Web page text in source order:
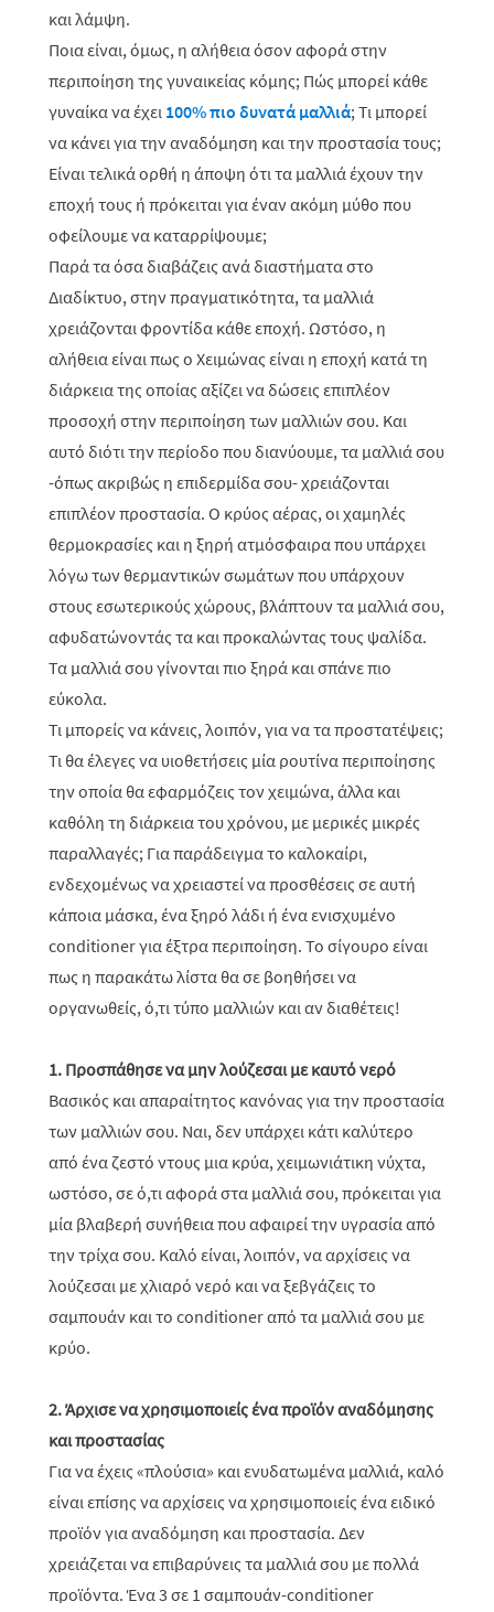
και λάμψη.
Ποια είναι, όμως, η αλήθεια όσον αφορά στην
περιποίηση της γυναικείας κόμης; Πώς μπορεί κάθε
γυναίκα να έχει 100% πιο δυνατά μαλλιά; Τι μπορεί
να κάνει για την αναδόμηση και την προστασία τους;
Είναι τελικά ορθή η άποψη ότι τα μαλλιά έχουν την
εποχή τους ή πρόκειται για έναν ακόμη μύθο που
οφείλουμε να καταρρίψουμε;
Παρά τα όσα διαβάζεις ανά διαστήματα στο
Διαδίκτυο, στην πραγματικότητα, τα μαλλιά
χρειάζονται φροντίδα κάθε εποχή. Ωστόσο, η
αλήθεια είναι πως ο Χειμώνας είναι η εποχή κατά τη
διάρκεια της οποίας αξίζει να δώσεις επιπλέον
προσοχή στην περιποίηση των μαλλιών σου. Και
αυτό διότι την περίοδο που διανύουμε, τα μαλλιά σου
-όπως ακριβώς η επιδερμίδα σου- χρειάζονται
επιπλέον προστασία. Ο κρύος αέρας, οι χαμηλές
θερμοκρασίες και η ξηρή ατμόσφαιρα που υπάρχει
λόγω των θερμαντικών σωμάτων που υπάρχουν
στους εσωτερικούς χώρους, βλάπτουν τα μαλλιά σου,
αφυδατώνοντάς τα και προκαλώντας τους ψαλίδα.
Τα μαλλιά σου γίνονται πιο ξηρά και σπάνε πιο
εύκολα.
Τι μπορείς να κάνεις, λοιπόν, για να τα προστατέψεις;
Τι θα έλεγες να υιοθετήσεις μία ρουτίνα περιποίησης
την οποία θα εφαρμόζεις τον χειμώνα, άλλα και
καθόλη τη διάρκεια του χρόνου, με μερικές μικρές
παραλλαγές; Για παράδειγμα το καλοκαίρι,
ενδεχομένως να χρειαστεί να προσθέσεις σε αυτή
κάποια μάσκα, ένα ξηρό λάδι ή ένα ενισχυμένο
conditioner για έξτρα περιποίηση. Το σίγουρο είναι
πως η παρακάτω λίστα θα σε βοηθήσει να
οργανωθείς, ό,τι τύπο μαλλιών και αν διαθέτεις!
1. Προσπάθησε να μην λούζεσαι με καυτό νερό
Βασικός και απαραίτητος κανόνας για την προστασία
των μαλλιών σου. Ναι, δεν υπάρχει κάτι καλύτερο
από ένα ζεστό ντους μια κρύα, χειμωνιάτικη νύχτα,
ωστόσο, σε ό,τι αφορά στα μαλλιά σου, πρόκειται για
μία βλαβερή συνήθεια που αφαιρεί την υγρασία από
την τρίχα σου. Καλό είναι, λοιπόν, να αρχίσεις να
λούζεσαι με χλιαρό νερό και να ξεβγάζεις το
σαμπουάν και το conditioner από τα μαλλιά σου με
κρύο.
2. Άρχισε να χρησιμοποιείς ένα προϊόν αναδόμησης
και προστασίας
Για να έχεις «πλούσια» και ενυδατωμένα μαλλιά, καλό
είναι επίσης να αρχίσεις να χρησιμοποιείς ένα ειδικό
προϊόν για αναδόμηση και προστασία. Δεν
χρειάζεται να επιβαρύνεις τα μαλλιά σου με πολλά
προϊόντα. Ένα 3 σε 1 σαμπουάν-conditioner